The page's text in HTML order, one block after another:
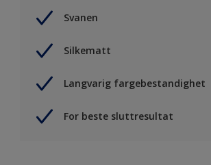
Svanen
Silkematt
Langvarig fargebestandighet
For beste sluttresultat